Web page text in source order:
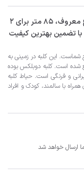
‫‫اجاره روزانه و ماهانه دوبلکس سوئیسی باغ معروف، 85 متر برای 2
با تضمین بهترین کیفیت
ارسال خواهد شد